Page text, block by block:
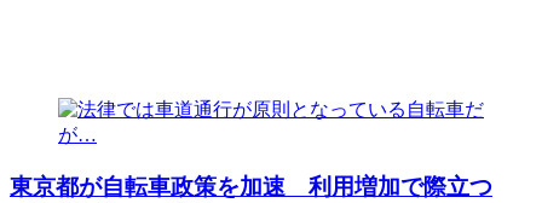
東京都が自転車政策を加速 利用増加で際立つ